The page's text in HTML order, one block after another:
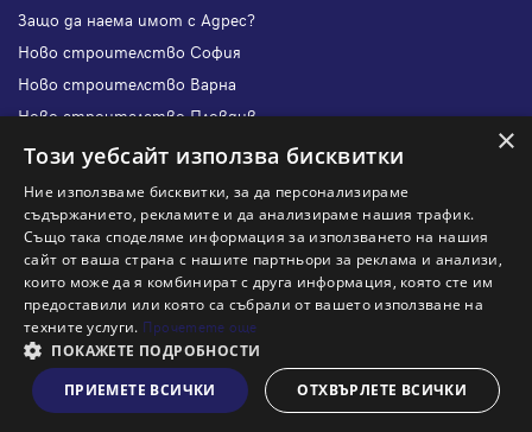
Виж на картата
Защо да наема имот с Адрес?
Ново строителство София
Ново строителство Варна
Ново строителство Пловдив
Ново строителство Бургас
Защо да отдам имот с Адрес?
Наши офиси
Кариери
Кои сме ние?
Франчайз
Блог
Искаш ли да получаваш актуална информация за пазара
×
Този уебсайт използва бисквитки
Ние използваме бисквитки, за да персонализираме
съдържанието, рекламите и да анализираме нашия трафик.
Също така споделяме информация за използването на нашия
сайт от ваша страна с нашите партньори за реклама и анализи,
които може да я комбинират с друга информация, която сте им
предоставили или която са събрали от вашето използване на
техните услуги. Прочетете още
ПОКАЖЕТЕ ПОДРОБНОСТИ
ПРИЕМЕТЕ ВСИЧКИ
ОТХВЪРЛЕТЕ ВСИЧКИ